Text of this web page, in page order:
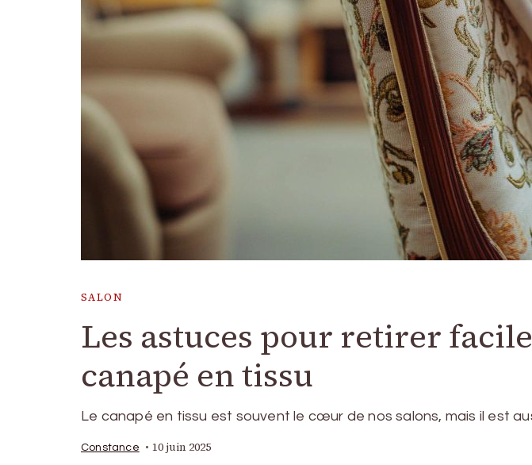
SALON
Les astuces pour retirer
canapé en tissu
Le canapé en tissu est souvent le cœur de nos salons, mais il est
Constance 10 juin 2025